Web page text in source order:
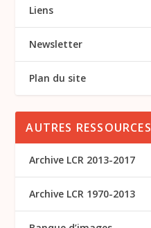
Liens
Newsletter
Plan du site
AUTRES RESSOURCES
Archive LCR 2013-2017
Archive LCR 1970-2013